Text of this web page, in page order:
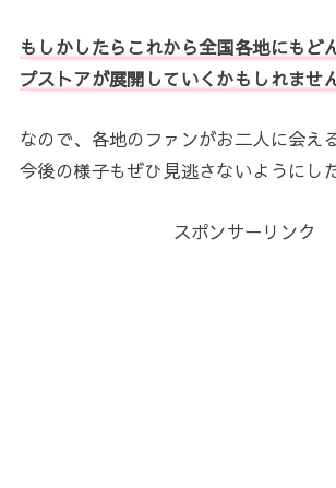
もしかしたらこれから全国各地にもど
プストアが展開していくかもしれません
なので、各地のファンがお二人に会え
今後の様子もぜひ見逃さないようにし
スポンサーリンク